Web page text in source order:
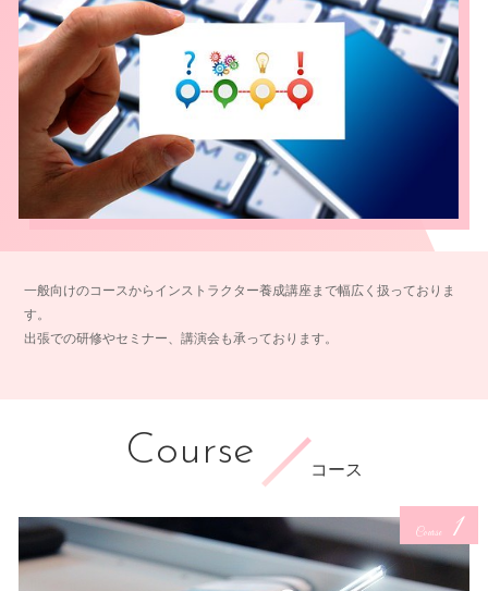
一般向けのコースからインストラクター養成講座まで幅広く扱っておりま
す。
出張での研修やセミナー、講演会も承っております。
Course コース
Course 1